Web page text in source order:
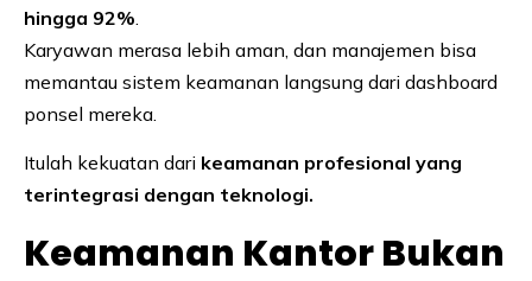
hingga 92%.
Karyawan merasa lebih aman, dan manajemen bisa
memantau sistem keamanan langsung dari dashboard
ponsel mereka.
Itulah kekuatan dari keamanan profesional yang
terintegrasi dengan teknologi.
Keamanan Kantor Bukan